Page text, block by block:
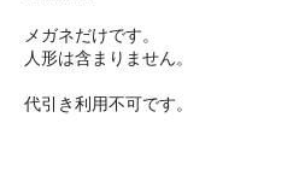
メガネだけです。
人形は含まりません。
代引き利用不可です。